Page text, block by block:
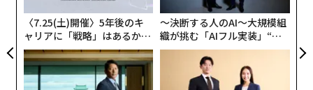
〈7.25(土)開催〉5年後のキ
ャリアに「戦略」はあるか。
トップエグゼクティブのキャ
リアに触れる1日│CAREER S
UMMIT 2026
〜決断する人のAI〜大規模組
織が挑む「AIフル実装」“使
う”企業から“動く”企業へ【N
TTドコモビジネス×PwC】